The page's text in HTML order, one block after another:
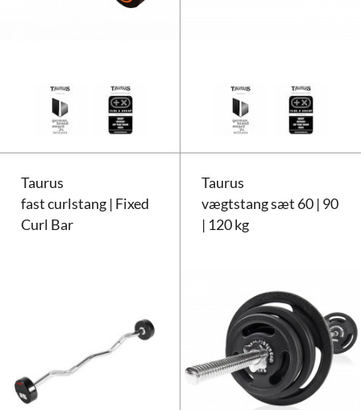
Taurus
fast curlstang | Fixed
Curl Bar
Taurus
vægtstang sæt 60 | 90
| 120 kg